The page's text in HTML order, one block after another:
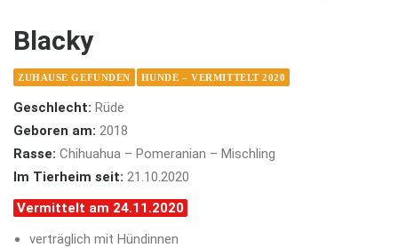
Blacky
ZUHAUSE GEFUNDEN HUNDE – VERMITTELT 2020
Geschlecht: Rüde
Geboren am: 2018
Rasse: Chihuahua – Pomeranian – Mischling
Im Tierheim seit: 21.10.2020
Vermittelt am 24.11.2020
verträglich mit Hündinnen